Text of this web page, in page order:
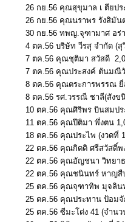
26 กย.56 คุณสุขุมาล เ ตียปร
26 กย.56 คุณนราพร รังสิมัน
30 กย.56 ทพญ.จุฑามาศ อร่
4 ตค.56 บริษัท วีรสุ จำกัด (
7 ตค.56 คุณชุติมา สวัสดี
7 ตค.56 คุณประสงค์ ตันมณี
8 ตค.56 คุณตระการพรรณ ยี่
8 ตค.56 รศ.วรรณี ชาลี(สัง
10 ตค.56 คุณศิริพร บินสมปร
11 ตค.56 คุณปีติมา พึ่งตน
18 ตค.56 คุณประไพ (งวดที่
22 ตค.56 คุณกิตติ ศรีสวัสดิ์
22 ตค.56 คุณอัญชนา วิทยา
22 ตค.56 คุณชนินทร์ หาญสื
25 ตค.56 คุณจุฑาทิพ มุจลิน
25 ตค.56 คุณประทาน ป้อมจั
25 ตค.56 ซีมะโด่ง 41 (จำนว